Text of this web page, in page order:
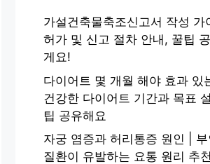
가설건축물축조신고서 작성 가
허가 및 신고 절차 안내, 꿀팁
게요!
다이어트 몇 개월 해야 효과 있
건강한 다이어트 기간과 목표
팁 공유해요
자궁 염증과 허리통증 원인 |
질환이 유발하는 요통 원리 추